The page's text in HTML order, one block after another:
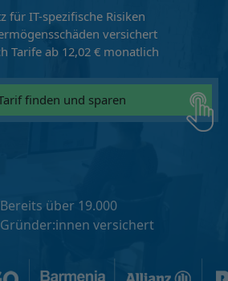
Bereits über 19.000
Gründer:innen versichert
für IT-spezifische Risiken
versichert
Tarife ab 12,02 € monatlich
finden und sparen